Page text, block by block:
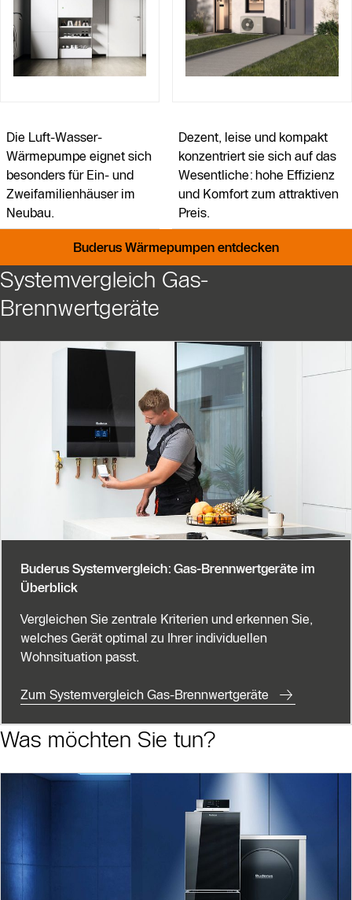
Die Luft-Wasser-
Wärmepumpe eignet sich
besonders für Ein- und
Zweifamilienhäuser im
Neubau.
Dezent, leise und kompakt
konzentriert sie sich auf das
Wesentliche: hohe Effizienz
und Komfort zum attraktiven
Preis.
Buderus Wärmepumpen entdecken
Systemvergleich Gas-
Brennwertgeräte
Buderus Systemvergleich: Gas-Brennwertgeräte im
Überblick
Vergleichen Sie zentrale Kriterien und erkennen Sie,
welches Gerät optimal zu Ihrer individuellen
Wohnsituation passt.
Zum Systemvergleich Gas-Brennwertgeräte
Was möchten Sie tun?